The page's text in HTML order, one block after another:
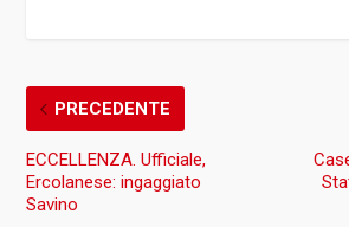
PRECEDENTE
ECCELLENZA. Ufficiale,
Ercolanese: ingaggiato
Savino